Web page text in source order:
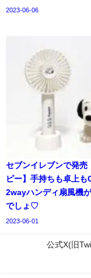
2023-06-06
セブンイレブンで発売
ピー】手持ちも卓上も
2wayハンディ扇風機
でしょ♡
2023-06-01
公式X(旧